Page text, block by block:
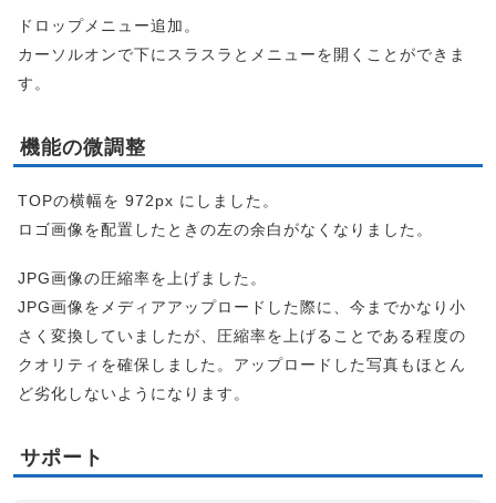
ドロップメニュー追加。
カーソルオンで下にスラスラとメニューを開くことができま
す。
機能の微調整
TOPの横幅を 972px にしました。
ロゴ画像を配置したときの左の余白がなくなりました。
JPG画像の圧縮率を上げました。
JPG画像をメディアアップロードした際に、今までかなり小
さく変換していましたが、圧縮率を上げることである程度の
クオリティを確保しました。アップロードした写真もほとん
ど劣化しないようになります。
サポート